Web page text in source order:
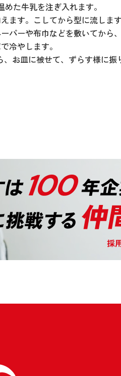
た牛乳を注ぎ入れます。
ます。こしてから型に流します
パーや布巾などを敷いてから
冷やします。
お皿に被せて、ずらす様に振